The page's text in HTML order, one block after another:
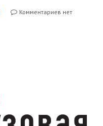
Комментариев нет